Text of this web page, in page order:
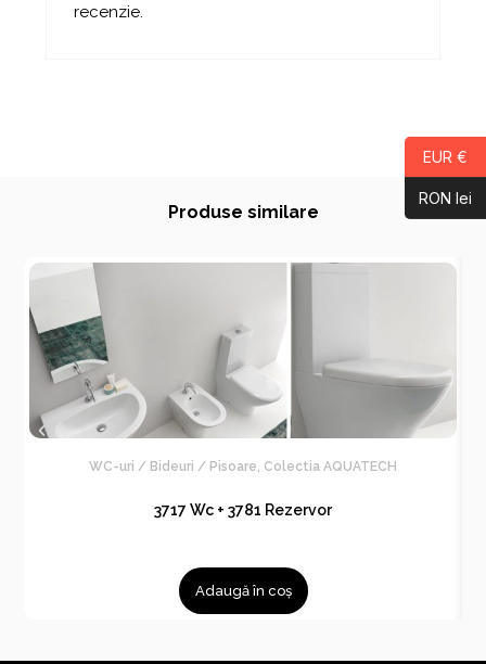
recenzie.
Produse similare
WC-uri / Bideuri / Pisoare Colectia AQUATECH
3717 Wc + 3781 Rezervor
Adaugă în coș
EUR €
RON lei